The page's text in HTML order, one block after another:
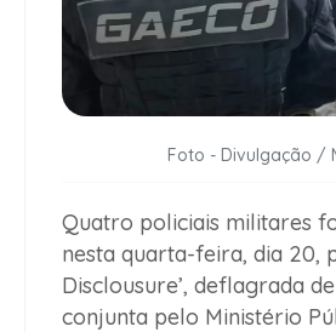
Foto - Divulgação /
Quatro policiais militares
nesta quarta-feira, dia 20,
Disclousure’, deflagrada
conjunta pelo Ministério